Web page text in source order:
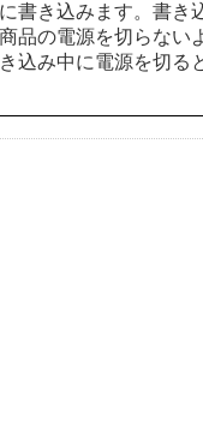
書き込みます。書き
品の電源を切らない
込み中に電源を切る